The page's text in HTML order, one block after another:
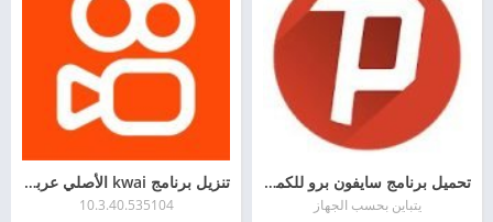
تحميل برنامج سايفون برو للكمبيوتر برابط مباشر
يتباين بحسب الجهاز
تنزيل برنامج kwai الأصلي عربي للاندرويد
10.3.40.535104